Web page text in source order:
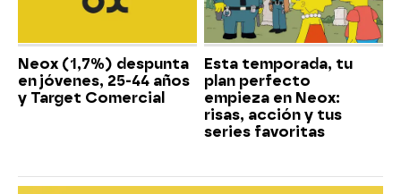
Neox (1,7%) despunta
en jóvenes, 25-44 años
y Target Comercial
Esta temporada, tu
plan perfecto
empieza en Neox:
risas, acción y tus
series favoritas